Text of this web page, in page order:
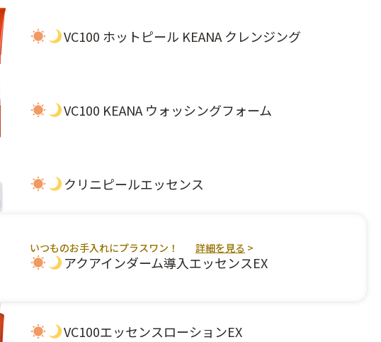
VC100 ホットピール KEANA クレンジング
VC100 KEANA ウォッシングフォーム
クリニピールエッセンス
いつものお手入れにプラスワン！ 詳細を見る >
アクアインダーム導入エッセンスEX
VC100エッセンスローションEX